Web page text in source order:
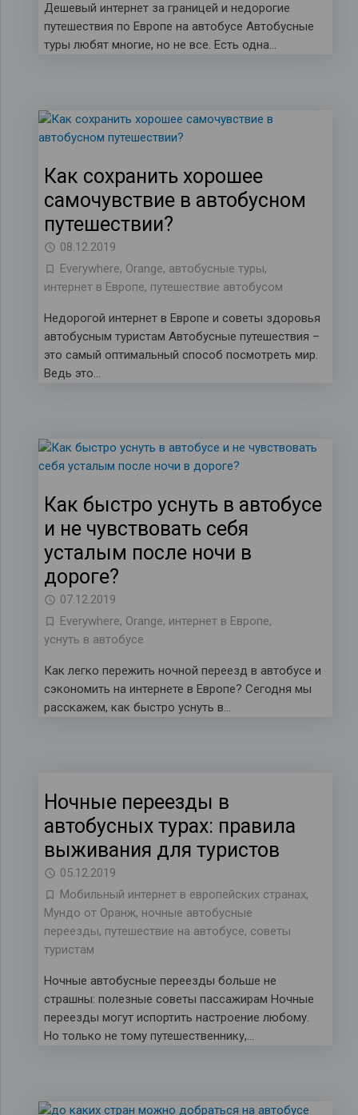
Дешевый интернет за границей и недорогие
путешествия по Европе на автобусе Автобусные
туры любят многие, но не все. Есть одна…
Как сохранить хорошее
самочувствие в автобусном
путешествии?
08.12.2019
Everywhere, Orange, автобусные туры,
интернет в Европе, путешествие автобусом
Недорогой интернет в Европе и советы здоровья
автобусным туристам Автобусные путешествия –
это самый оптимальный способ посмотреть мир.
Ведь это…
Как быстро уснуть в автобусе
и не чувствовать себя
усталым после ночи в
дороге?
07.12.2019
Everywhere, Orange, интернет в Европе,
уснуть в автобусе
Как легко пережить ночной переезд в автобусе и
сэкономить на интернете в Европе? Сегодня мы
расскажем, как быстро уснуть в…
Ночные переезды в
автобусных турах: правила
выживания для туристов
05.12.2019
Мобильный интернет в европейских странах,
Мундо от Оранж, ночные автобусные
переезды, путешествие на автобусе, советы
туристам
Ночные автобусные переезды больше не
страшны: полезные советы пассажирам Ночные
переезды могут испортить настроение любому.
Но только не тому путешественнику,…